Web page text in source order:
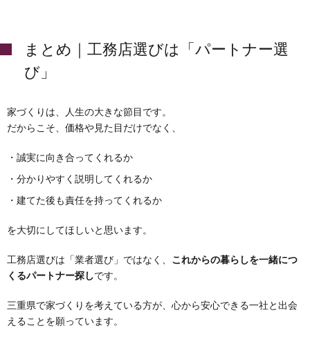
まとめ｜工務店選びは「パートナー選
び」
家づくりは、人生の大きな節目です。
だからこそ、価格や見た目だけでなく、
・誠実に向き合ってくれるか
・分かりやすく説明してくれるか
・建てた後も責任を持ってくれるか
を大切にしてほしいと思います。
工務店選びは「業者選び」ではなく、 これからの暮らしを一緒につ
くるパートナー探しです。
三重県で家づくりを考えている方が、心から安心できる一社と出会
えることを願っています。